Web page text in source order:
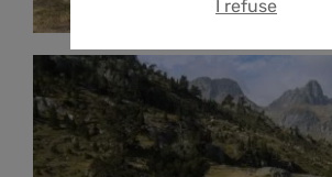
I refuse